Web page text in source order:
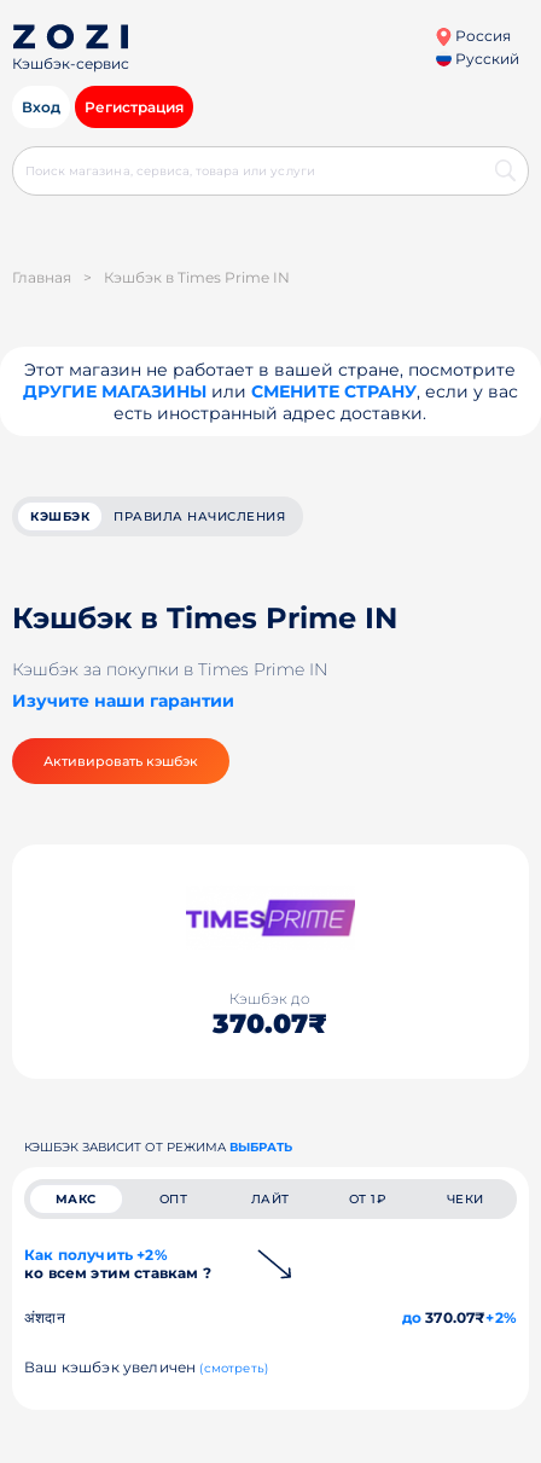
Кэшбэк-сервис
Россия
Русский
Вход Регистрация
Главная > Кэшбэк в Times Prime IN
Этот магазин не работает в вашей стране, посмотрите
ДРУГИЕ МАГАЗИНЫили СМЕНИТЕ СТРАНУ, если у вас
есть иностранный адрес доставки.
КЭШБЭК ПРАВИЛА НАЧИСЛЕНИЯ
Кэшбэк в Times Prime IN
Кэшбэк за покупки в Times Prime IN
Изучите наши гарантии
Активировать кэшбэк
Кэшбэк до
370.07₹
КЭШБЭК ЗАВИСИТ ОТ РЕЖИМА ВЫБРАТЬ
МАКС ОПТ ЛАЙТ ОТ 1₽ ЧЕКИ
Как получить +2%
ко всем этим ставкам ?
अंशदान до 370.07₹+2%
Ваш кэшбэк увеличен (смотреть)